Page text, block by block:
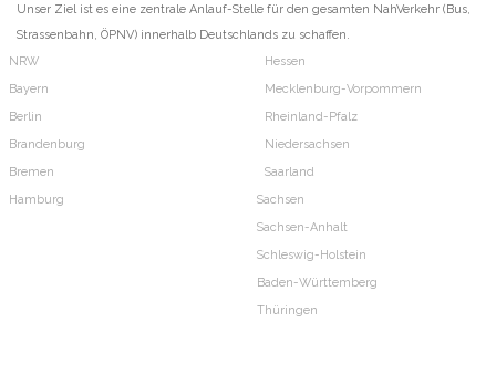
Unser Ziel ist es eine zentrale Anlauf-Stelle für den gesamten NahVerkehr (Bus,
Strassenbahn, ÖPNV) innerhalb Deutschlands zu schaffen.
NRW
Bayern
Berlin
Brandenburg
Bremen
Hamburg
Hessen
Mecklenburg-Vorpommern
Rheinland-Pfalz
Niedersachsen
Saarland
Sachsen
Sachsen-Anhalt
Schleswig-Holstein
Baden-Württemberg
Thüringen